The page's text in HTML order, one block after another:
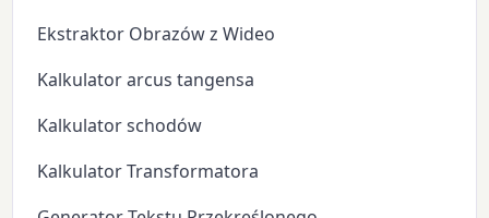
Ekstraktor Obrazów z Wideo
Kalkulator arcus tangensa
Kalkulator schodów
Kalkulator Transformatora